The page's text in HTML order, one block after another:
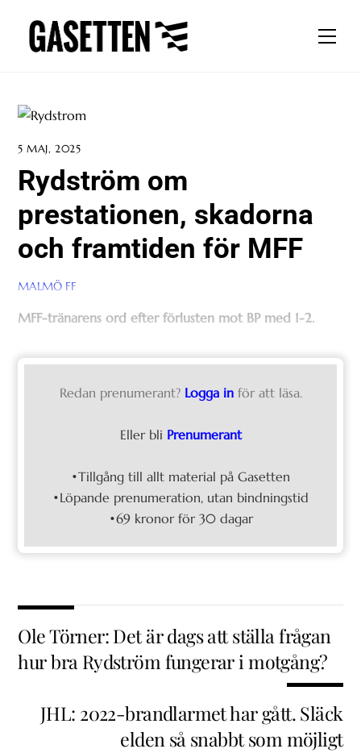
content
5 MAJ, 2025
Rydström om
prestationen, skadorna
och framtiden för MFF
MALMÖ FF
MFF-tränarens ord efter förlusten mot BP med 1-2.
Redan prenumerant? Logga in för att läsa.
Eller bli Prenumerant
•Tillgång till allt material på Gasetten
•Löpande prenumeration, utan bindningstid
•69 kronor för 30 dagar
Ole Törner: Det är dags att ställa frågan
hur bra Rydström fungerar i motgång?
JHL: 2022-brandlarmet har gått. Släck
elden så snabbt som möjligt